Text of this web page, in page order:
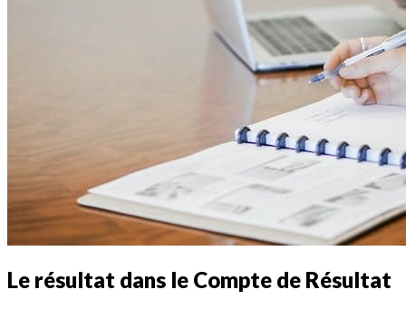
Le résultat dans le Compte de Résultat